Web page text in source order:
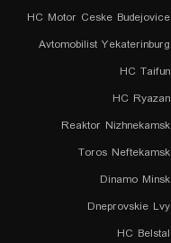
HC Motor Ceske Budejovice
Avtomobilist Yekaterinburg
HC Taifun
HC Ryazan
Reaktor Nizhnekamsk
Toros Neftekamsk
Dinamo Minsk
Dneprovskie Lvy
HC Belstal